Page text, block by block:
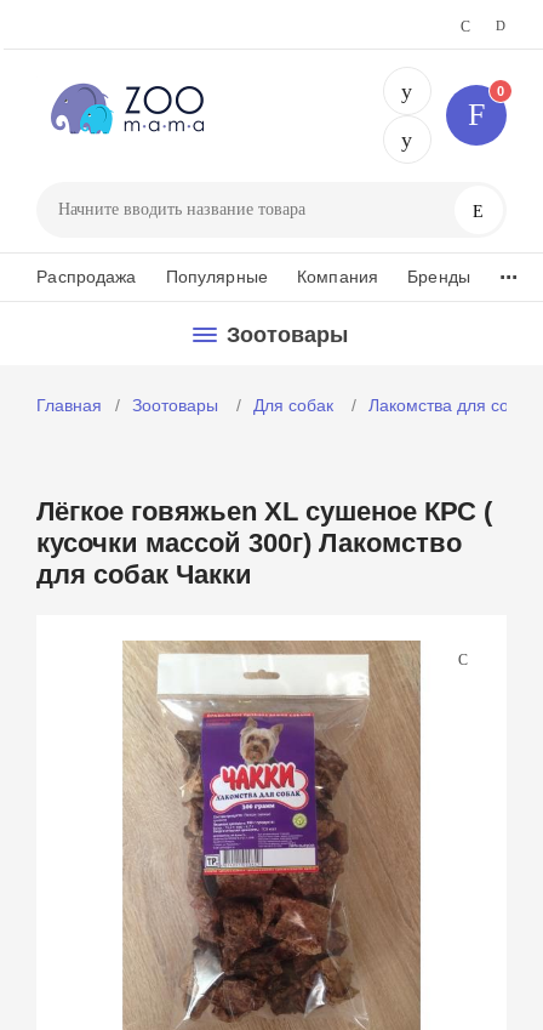
+375 29
0
Распродажа Популярные Компания Бренды ...
Зоотовары
Главная Зоотовары Для собак Лакомства для собак
Лёгкое говяжьеn XL сушеное КРС (
кусочки массой 300г) Лакомство
для собак Чакки